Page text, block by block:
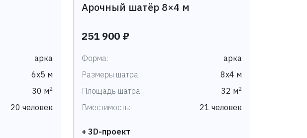
арка
6х5 м
30 м2
20 человек
Арочный шатёр 8×4 м
251 900 ₽
Форма:
арка
Размеры шатра:
8х4 м
Площадь шатра:
32 м2
Вместимость: 21 человек
+ 3D-проект